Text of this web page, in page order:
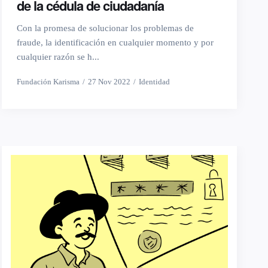
de la cédula de ciudadanía
Con la promesa de solucionar los problemas de
fraude, la identificación en cualquier momento y por
cualquier razón se h...
Fundación Karisma 27 Nov 2022 Identidad